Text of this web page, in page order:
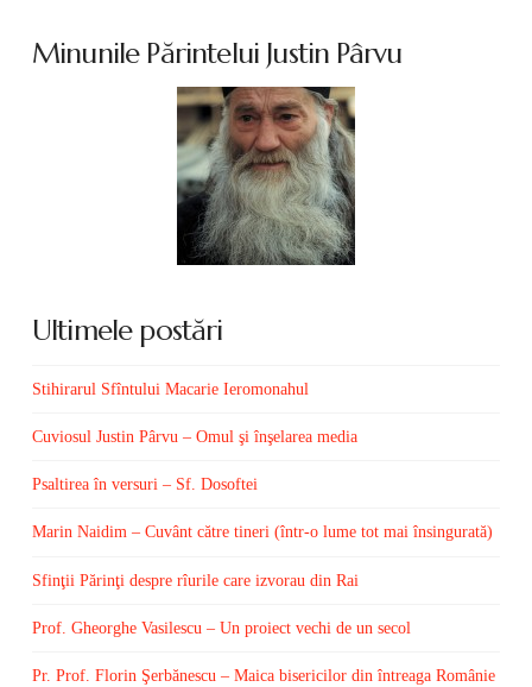
Minunile Părintelui Justin Pârvu
Ultimele postări
Stihirarul Sfîntului Macarie Ieromonahul
Cuviosul Justin Pârvu – Omul şi înşelarea media
Psaltirea în versuri – Sf. Dosoftei
Marin Naidim – Cuvânt către tineri (într-o lume tot mai însingurată)
Sfinţii Părinţi despre rîurile care izvorau din Rai
Prof. Gheorghe Vasilescu – Un proiect vechi de un secol
Pr. Prof. Florin Şerbănescu – Maica bisericilor din întreaga Românie